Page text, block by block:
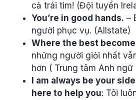
cả trái tim! (Đội tuyển
You’re in good hands. –
người phục vụ. (Allstate)
Where the best
những người giỏi nhất
hơn ( Trung tâm Anh ngữ
I am always be your
here to help you: Tôi